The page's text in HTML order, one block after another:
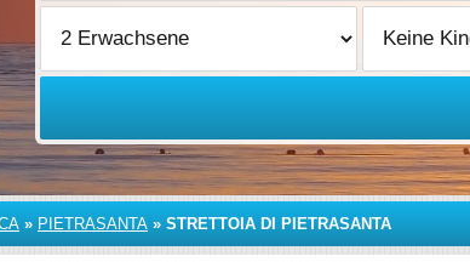
» PIETRASANTA » STRETTOIA DI PIETRASANTA